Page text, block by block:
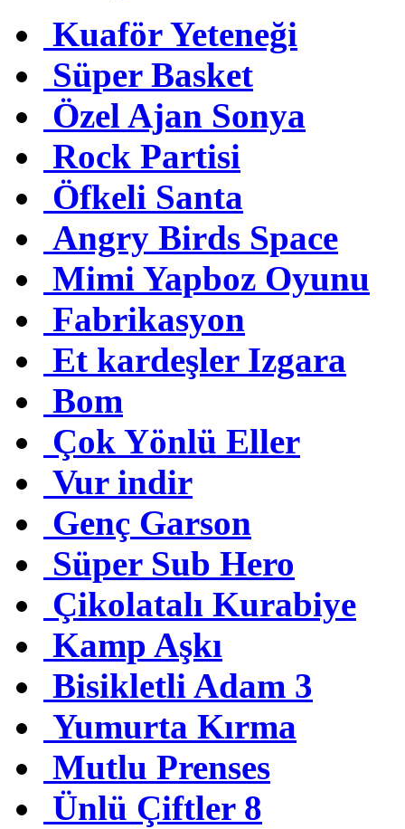
Kuaför Yeteneği
Süper Basket
Özel Ajan Sonya
Rock Partisi
Öfkeli Santa
Angry Birds Space
Mimi Yapboz Oyunu
Fabrikasyon
Et kardeşler Izgara
Bom
Çok Yönlü Eller
Vur indir
Genç Garson
Süper Sub Hero
Çikolatalı Kurabiye
Kamp Aşkı
Bisikletli Adam 3
Yumurta Kırma
Mutlu Prenses
Ünlü Çiftler 8